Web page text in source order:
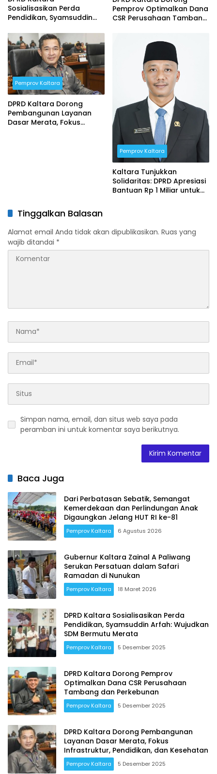
Sosialisasikan Perda
Pendidikan, Syamsuddin
Bermutu Merata
Pemprov Optimalkan Dana
CSR Perusahaan Tambang
Pemprov Kaltara
DPRD Kaltara Dorong
Pembangunan Layanan
Dasar Merata, Fokus
Pemprov Kaltara
Kaltara Tunjukkan
Solidaritas: DPRD Apresiasi
Bantuan Rp 1 Miliar untuk
Tinggalkan Balasan
Alamat email Anda tidak akan dipublikasikan. Ruas yang
wajib ditandai *
Simpan nama, email, dan situs web saya pada
peramban ini untuk komentar saya berikutnya.
Baca Juga
Dari Perbatasan Sebatik, Semangat
Kemerdekaan dan Perlindungan Anak
Digaungkan Jelang HUT RI ke-81
Pemprov Kaltara 6 Agustus 2026
Gubernur Kaltara Zainal A Paliwang
Serukan Persatuan dalam Safari
Ramadan di Nunukan
Pemprov Kaltara 18 Maret 2026
DPRD Kaltara Sosialisasikan Perda
Pendidikan, Syamsuddin Arfah: Wujudkan
SDM Bermutu Merata
Pemprov Kaltara 5 Desember 2025
DPRD Kaltara Dorong Pemprov
Optimalkan Dana CSR Perusahaan
Tambang dan Perkebunan
Pemprov Kaltara 5 Desember 2025
DPRD Kaltara Dorong Pembangunan
Layanan Dasar Merata, Fokus
Infrastruktur, Pendidikan, dan Kesehatan
Pemprov Kaltara 5 Desember 2025